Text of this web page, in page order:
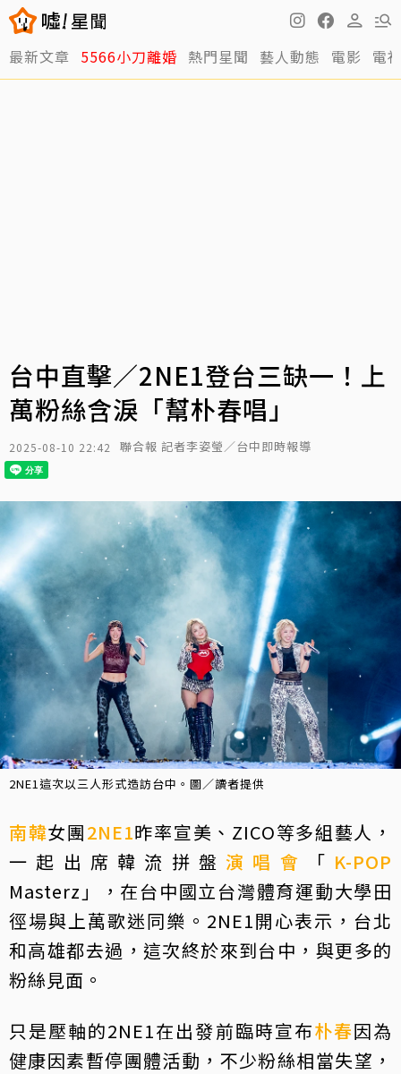
最新文章 5566小刀離婚 熱門星聞 藝人動態 電影 電
台中直擊／2NE1登台三缺一！上
萬粉絲含淚「幫朴春唱」
2025-08-10 22:42 聯合報 記者李姿瑩／台中即時報導
2NE1這次以三人形式造訪台中。圖／讀者提供
南韓女團2NE1昨率宣美、ZICO等多組藝人，
一起出席韓流拼盤 演唱會 「 K-POP
Masterz」，在台中國立台灣體育運動大學田
徑場與上萬歌迷同樂。2NE1開心表示，台北
和高雄都去過，這次終於來到台中，與更多的
粉絲見面。
只是壓軸的2NE1在出發前臨時宣布朴春因為
健康因素暫停團體活動，不少粉絲相當失望，